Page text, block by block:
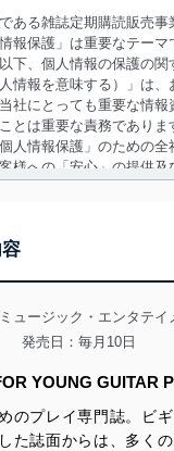
ある雑誌定期購読販売事
報保護」は重要なテーマ
以下、個人情報の保護の
情報を意味する）」は、
社にとっても重要な情報
とは重要な責務でありま
人情報保護」のための全
様への「安心」の提供及
し、本人の同意を得たう
囲内で適法かつ公正な手
を行います。また、当社
意を得ずに目的外利用、
ため、従業者等の教育を
的外利用を行わないため
。
ュージック・エンタテイ
発売日：毎月10日
YOUNG GUITAR
のプレイ専門誌。ビ
た誌面からは、多く